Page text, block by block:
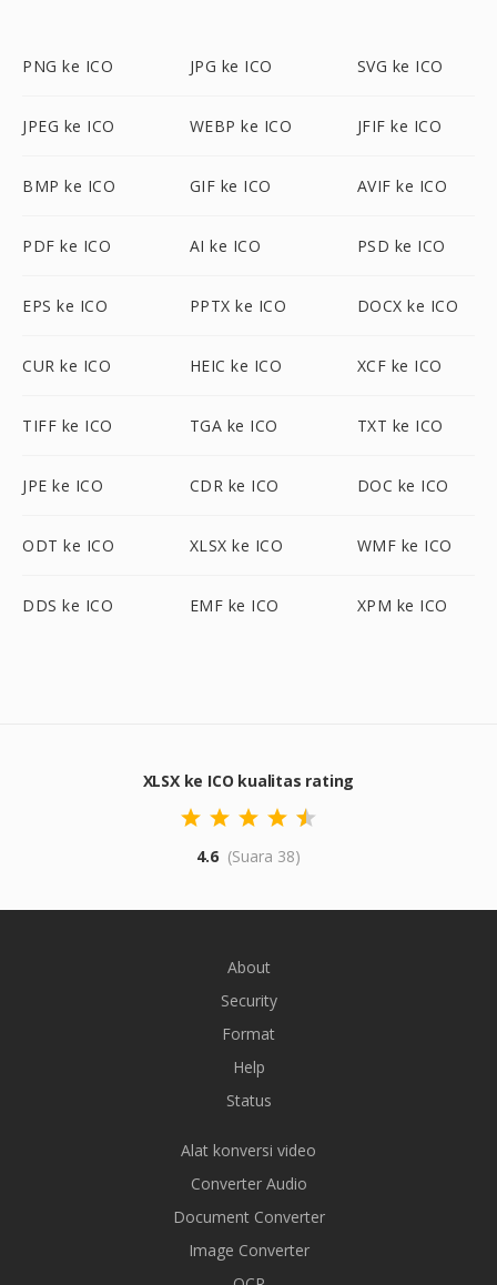
PNG ke ICO JPG ke ICO SVG ke ICO
JPEG ke ICO WEBP ke ICO JFIF ke ICO
BMP ke ICO GIF ke ICO AVIF ke ICO
PDF ke ICO AI ke ICO PSD ke ICO
EPS ke ICO PPTX ke ICO DOCX ke ICO
CUR ke ICO HEIC ke ICO XCF ke ICO
TIFF ke ICO TGA ke ICO TXT ke ICO
JPE ke ICO CDR ke ICO DOC ke ICO
ODT ke ICO XLSX ke ICO WMF ke ICO
DDS ke ICO EMF ke ICO XPM ke ICO
XLSX ke ICO kualitas rating
4.6 (Suara 38)
About
Security
Format
Help
Status
Alat konversi video
Converter Audio
Document Converter
Image Converter